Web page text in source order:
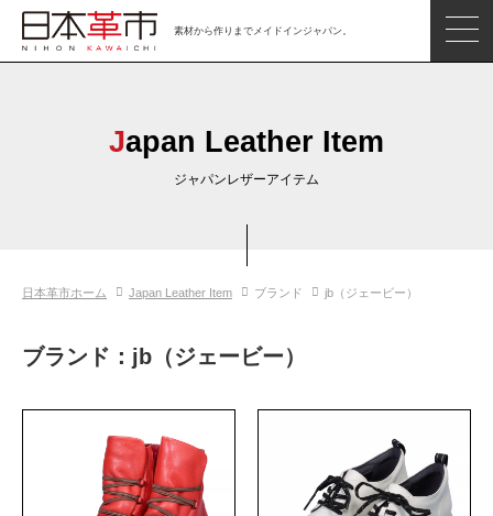
素材から作りまでメイドインジャパン。
革市通信
Japan Leather Item
ジャパンレザーアイテム
日本革市ホーム Japan Leather Item ブランド jb（ジェービー）
ブランド：jb（ジェービー）